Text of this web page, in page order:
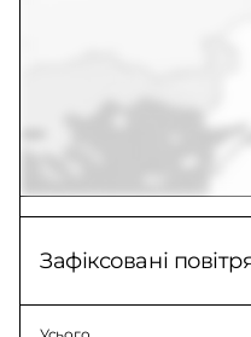
Зафіксовані